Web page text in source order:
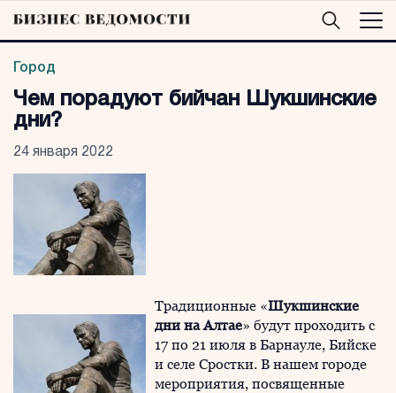
Город
Чем порадуют бийчан Шукшинские
дни?
24 января 2022
Традиционные «Шукшинские
дни на Алтае» будут проходить с
17 по 21 июля в Барнауле, Бийске
и селе Сростки. В нашем городе
мероприятия, посвященные